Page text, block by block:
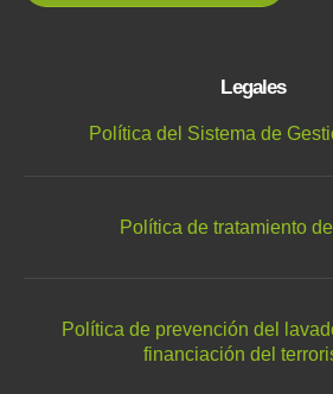
Legales
Política del Sistema de
Política de tratamiento
Política de prevención del
financiación del